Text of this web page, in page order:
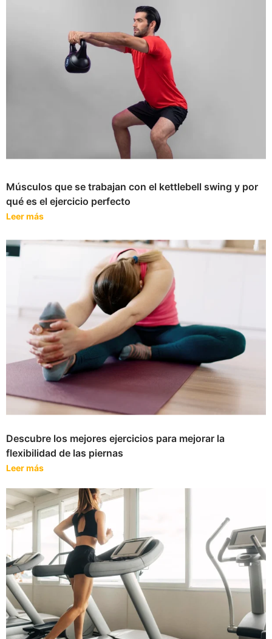
Músculos que se trabajan con el kettlebell swing y por
qué es el ejercicio perfecto
Leer más
Descubre los mejores ejercicios para mejorar la
flexibilidad de las piernas
Leer más